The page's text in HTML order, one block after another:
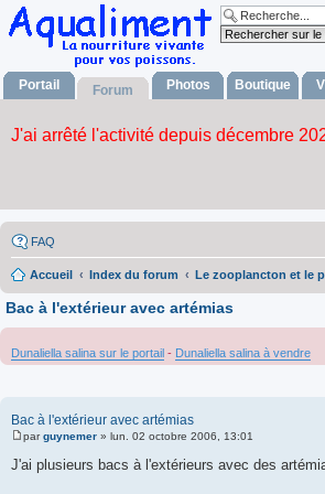
Portail Forum Photos Boutique
FAQ
Accueil Index du forum Le zooplancton et le
Bac à l'extérieur avec artémias
Dunaliella salina sur le portail - Dunaliella salina à vendre
Bac à l'extérieur avec artémias
e
s
parguynemer » lun. 02 octobre 2006, 13:01
J'ai plusieurs bacs à l'extérieurs avec des